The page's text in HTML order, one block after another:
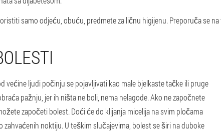
samo odjeću, obuću, predmete za ličnu higijenu. Preporuča se
većine ljudi počinju se pojavljivati kao male bjelkaste tačke ili pruge
pažnju, jer ih ništa ne boli, nema nelagode. Ako ne započnete
započeti bolest. Doći će do klijanja micelija na svim pločama
noktiju. U teškim slučajevima, bolest se širi na duboke